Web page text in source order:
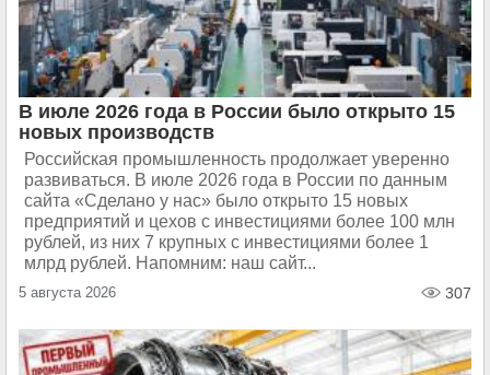
В июле 2026 года в России было открыто 15
новых производств
Российская промышленность продолжает уверенно
развиваться. В июле 2026 года в России по данным
сайта «Сделано у нас» было открыто 15 новых
предприятий и цехов с инвестициями более 100 млн
рублей, из них 7 крупных с инвестициями более 1
млрд рублей. Напомним: наш сайт...
5 августа 2026 307